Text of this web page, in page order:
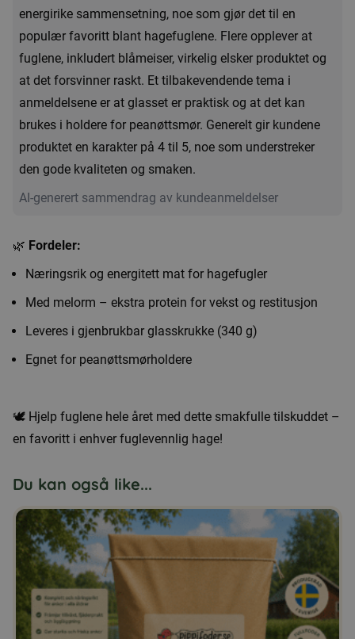
energirike sammensetning, noe som gjør det til en
populær favoritt blant hagefuglene. Flere opplever at
fuglene, inkludert blåmeiser, virkelig elsker produktet og
at det forsvinner raskt. Et tilbakevendende tema i
anmeldelsene er at glasset er praktisk og at det kan
brukes i holdere for peanøttsmør. Generelt gir kundene
produktet en karakter på 4 til 5, noe som understreker
den gode kvaliteten og smaken.
AI-generert sammendrag av kundeanmeldelser
🌿 Fordeler:
Næringsrik og energitett mat for hagefugler
Med melorm – ekstra protein for vekst og restitusjon
Leveres i gjenbrukbar glasskrukke (340 g)
Egnet for peanøttsmørholdere
🕊️ Hjelp fuglene hele året med dette smakfulle tilskuddet –
en favoritt i enhver fuglevennlig hage!
Du kan også like...